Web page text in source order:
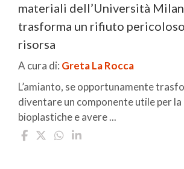
materiali dell’Università
trasforma un rifiuto
risorsa
A cura di: Greta La Rocca
L’amianto, se opportunamente
diventare un componente utile per
bioplastiche e avere ...